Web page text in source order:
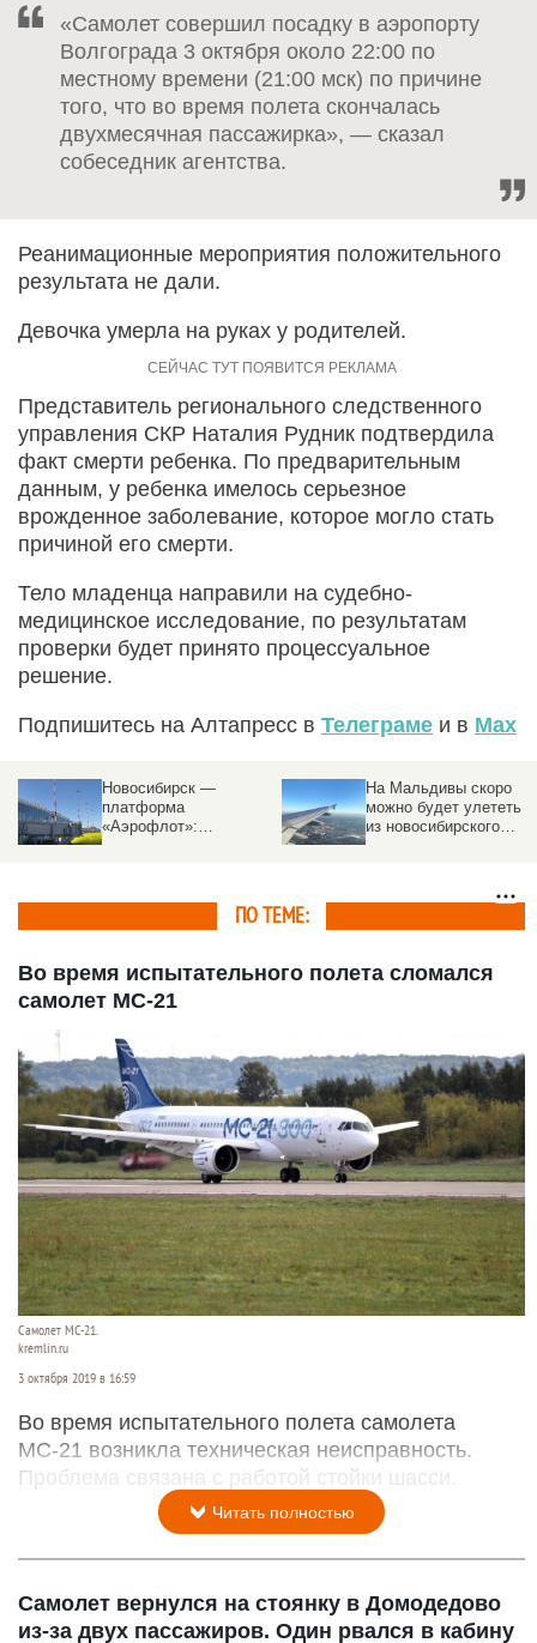
«Самолет совершил посадку в аэропорту
Волгограда 3 октября около 22:00 по
местному времени (21:00 мск) по причине
того, что во время полета скончалась
двухмесячная пассажирка», — сказал
собеседник агентства.
Реанимационные мероприятия положительного
результата не дали.
Девочка умерла на руках у родителей.
Представитель регионального следственного
управления СКР Наталия Рудник подтвердила
факт смерти ребенка. По предварительным
данным, у ребенка имелось серьезное
врожденное заболевание, которое могло стать
причиной его смерти.
Тело младенца направили на судебно-
медицинское исследование, по результатам
проверки будет принято процессуальное
решение.
Подпишитесь на Алтапресс в Телеграме и в Max
На Мальдивы скоро
можно будет улететь
из новосибирского
При заходе на посадку
под фюзеляжем
пассажирского
ПО ТЕМЕ:
Во время испытательного полета сломался
самолет МС-21
Самолет МС-21.
kremlin.ru
3 октября 2019 в 16:59
Во время испытательного полета самолета
МС-21 возникла техническая неисправность.
Проблема связана с работой стойки шасси.
Читать полностью
Самолет вернулся на стоянку в Домодедово
из-за двух пассажиров. Один рвался в кабину